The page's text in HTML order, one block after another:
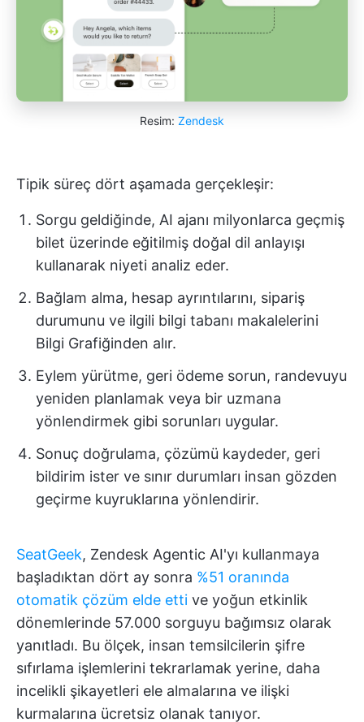
Resim: Zendesk
Tipik süreç dört aşamada gerçekleşir:
Sorgu geldiğinde, AI ajanı milyonlarca geçmiş
bilet üzerinde eğitilmiş doğal dil anlayışı
kullanarak niyeti analiz eder.
Bağlam alma, hesap ayrıntılarını, sipariş
durumunu ve ilgili bilgi tabanı makalelerini
Bilgi Grafiğinden alır.
Eylem yürütme, geri ödeme sorun, randevuyu
yeniden planlamak veya bir uzmana
yönlendirmek gibi sorunları uygular.
Sonuç doğrulama, çözümü kaydeder, geri
bildirim ister ve sınır durumları insan gözden
geçirme kuyruklarına yönlendirir.
SeatGeek, Zendesk Agentic AI'yı kullanmaya
başladıktan dört ay sonra %51 oranında
otomatik çözüm elde etti ve yoğun etkinlik
dönemlerinde 57.000 sorguyu bağımsız olarak
yanıtladı. Bu ölçek, insan temsilcilerin şifre
sıfırlama işlemlerini tekrarlamak yerine, daha
incelikli şikayetleri ele almalarına ve ilişki
kurmalarına ücretsiz olanak tanıyor.